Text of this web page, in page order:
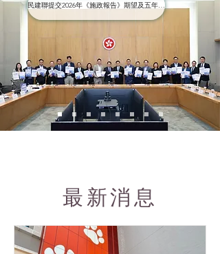
民建聯提交2026年《施政報告》期望及五年規劃意見
最新消息